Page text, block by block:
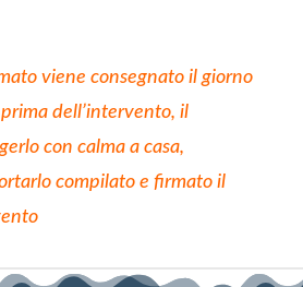
viene consegnato il giorno
dell’intervento, il
con calma a casa,
compilato e firmato il